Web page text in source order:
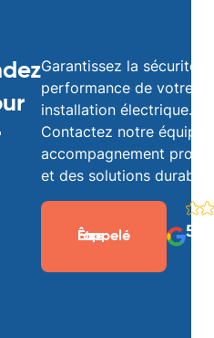
Garantissez la sécurité
performance de votre
installation électrique.
Contactez notre équipe
accompagnement
et des solutions
Être rappelé 5/5